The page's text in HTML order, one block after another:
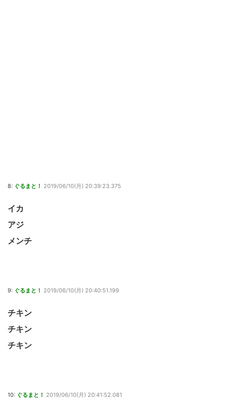
8: ぐるまと！ 2019/06/10(月) 20:39:23.375
イカ
アジ
メンチ
9: ぐるまと！ 2019/06/10(月) 20:40:51.199
チキン
チキン
チキン
10: ぐるまと！ 2019/06/10(月) 20:41:52.081